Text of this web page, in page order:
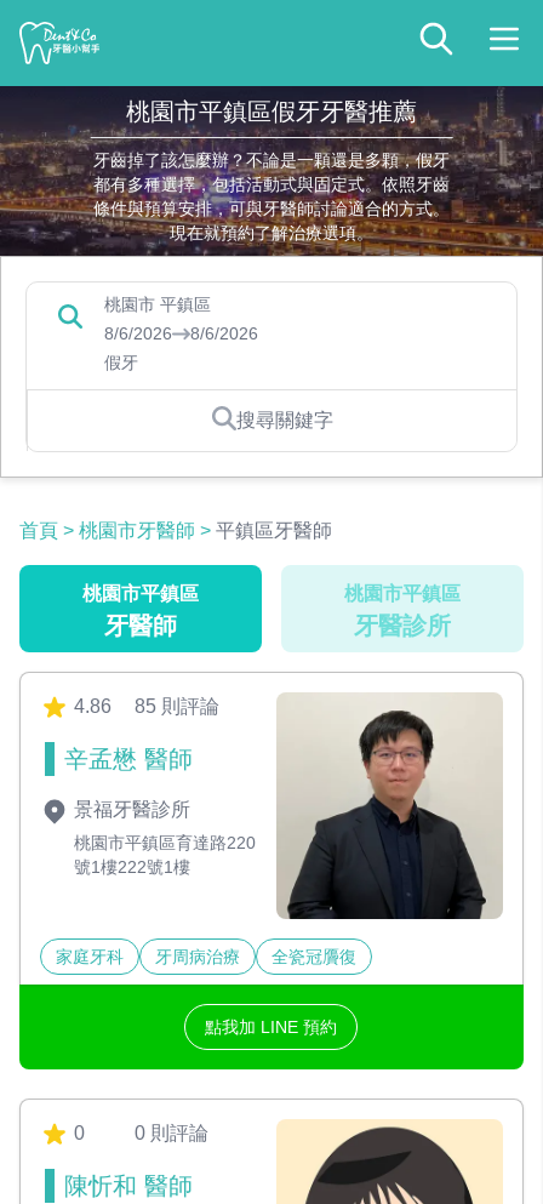
桃園市平鎮區假牙牙醫推薦
牙齒掉了該怎麼辦？不論是一顆還是多顆，假牙
都有多種選擇，包括活動式與固定式。依照牙齒
條件與預算安排，可與牙醫師討論適合的方式。
現在就預約了解治療選項。
桃園市 平鎮區
8/6/2026
8/6/2026
假牙
搜尋關鍵字
首頁 > 桃園市牙醫師 > 平鎮區牙醫師
桃園市平鎮區
牙醫師
桃園市平鎮區
牙醫診所
4.86 85 則評論
辛孟懋 醫師
景福牙醫診所
桃園市平鎮區育達路220
號1樓222號1樓
家庭牙科 牙周病治療 全瓷冠贗復
點我加 LINE 預約
0 0 則評論
陳忻和 醫師